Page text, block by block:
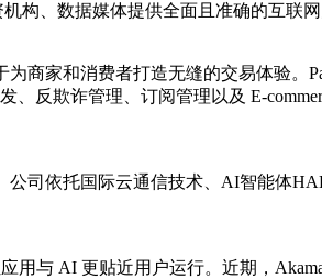
构、数据媒体提供全面且准确的互联网
商家和消费者打造无缝的交易体验。
反欺诈管理、订阅管理以及 E-
司依托国际云通信技术、AI智能体
与 AI 更贴近用户运行。近期，